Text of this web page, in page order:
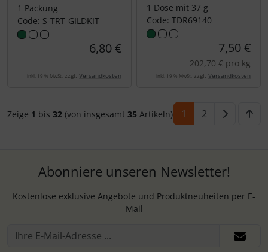
1 Packung
Code: S-TRT-GILDKIT
6,80 €
inkl. 19 % MwSt. zzgl. Versandkosten
1 Dose mit 37 g
Code: TDR69140
7,50 €
202,70 € pro kg
inkl. 19 % MwSt. zzgl. Versandkosten
Zeige 1 bis32 (von insgesamt35 Artikeln) 1 2
Abonniere unseren Newsletter!
Kostenlose exklusive Angebote und Produktneuheiten per E-
Mail